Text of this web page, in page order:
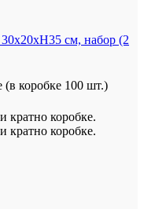
см, набор (2
(в коробке 100 шт.)
кратно коробке.
кратно коробке.